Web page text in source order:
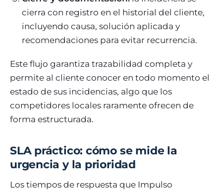
cierra con registro en el historial del cliente,
incluyendo causa, solución aplicada y
recomendaciones para evitar recurrencia.
Este flujo garantiza trazabilidad completa y
permite al cliente conocer en todo momento el
estado de sus incidencias, algo que los
competidores locales raramente ofrecen de
forma estructurada.
SLA práctico: cómo se mide la
urgencia y la prioridad
Los tiempos de respuesta que Impulso